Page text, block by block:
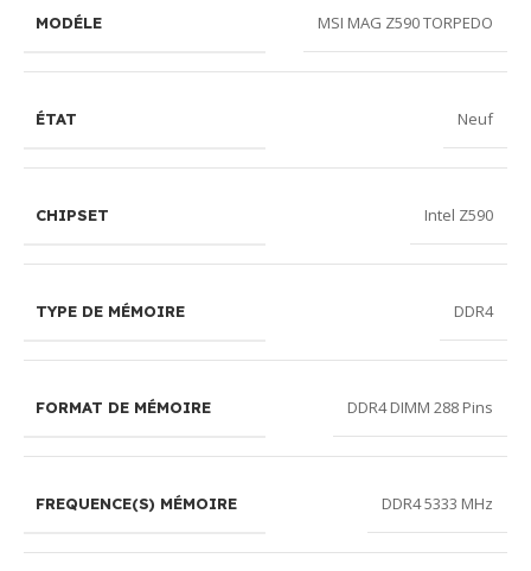
MODÉLE MSI MAG Z590 TORPEDO
ÉTAT Neuf
CHIPSET Intel Z590
TYPE DE MÉMOIRE DDR4
FORMAT DE MÉMOIRE DDR4 DIMM 288 Pins
FREQUENCE(S) MÉMOIRE DDR4 5333 MHz